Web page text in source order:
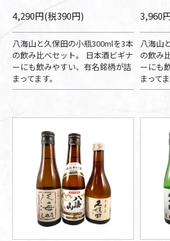
4,290円(税390円)
八海山と久保田の小瓶300mlを3本
の飲み比べセット。 日本酒ビギナ
ーにも飲みやすい、有名銘柄が詰
まってます。
3,960
八海山
の飲み
ーにも
まってま